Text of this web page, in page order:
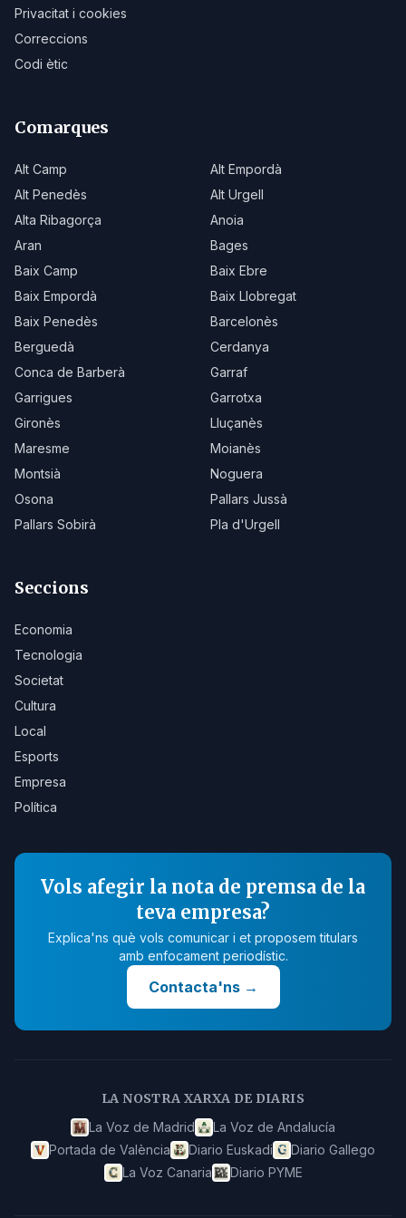
Privacitat i cookies
Correccions
Codi ètic
Comarques
Alt Camp
Alt Empordà
Alt Penedès
Alt Urgell
Alta Ribagorça
Anoia
Aran
Bages
Baix Camp
Baix Ebre
Baix Empordà
Baix Llobregat
Baix Penedès
Barcelonès
Berguedà
Cerdanya
Conca de Barberà
Garraf
Garrigues
Garrotxa
Gironès
Lluçanès
Maresme
Moianès
Montsià
Noguera
Osona
Pallars Jussà
Pallars Sobirà
Pla d'Urgell
Seccions
Economia
Tecnologia
Societat
Cultura
Local
Esports
Empresa
Política
Vols afegir la nota de premsa de la
teva empresa?
Explica'ns què vols comunicar i et proposem titulars
amb enfocament periodístic.
Contacta'ns→
LA NOSTRA XARXA DE DIARIS
La Voz de Madrid
La Voz de Andalucía
Portada de València
Diario Euskadi
Diario Gallego
La Voz Canaria
Diario PYME